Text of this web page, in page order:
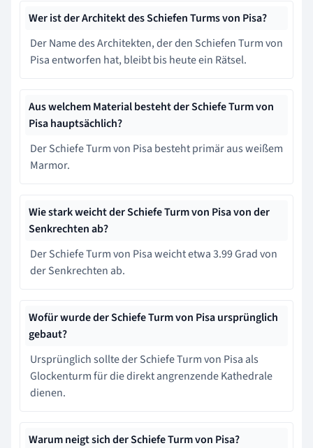
Wer ist der Architekt des Schiefen Turms von Pisa?
Der Name des Architekten, der den Schiefen Turm von
Pisa entworfen hat, bleibt bis heute ein Rätsel.
Aus welchem Material besteht der Schiefe Turm von
Pisa hauptsächlich?
Der Schiefe Turm von Pisa besteht primär aus weißem
Marmor.
Wie stark weicht der Schiefe Turm von Pisa von der
Senkrechten ab?
Der Schiefe Turm von Pisa weicht etwa 3.99 Grad von
der Senkrechten ab.
Wofür wurde der Schiefe Turm von Pisa ursprünglich
gebaut?
Ursprünglich sollte der Schiefe Turm von Pisa als
Glockenturm für die direkt angrenzende Kathedrale
dienen.
Warum neigt sich der Schiefe Turm von Pisa?